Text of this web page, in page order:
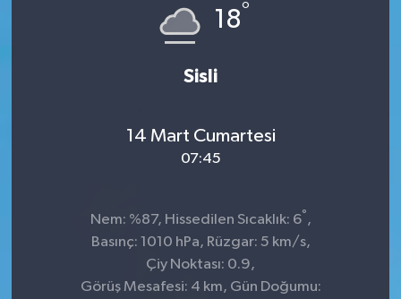
18°
Sisli
14 Mart Cumartesi
07:45
Nem: %87, Hissedilen Sıcaklık: 6° ,
Basınç: 1010 hPa, Rüzgar: 5 km/s,
Çiy Noktası: 0.9,
Görüş Mesafesi: 4 km, Gün Doğumu: